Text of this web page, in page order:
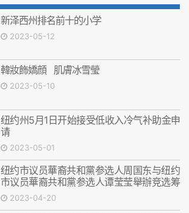
新泽西州排名前十的小学
2023-05-12
韓妝飾嬌顔 肌膚冰雪瑩
2023-05-10
纽约州5月1日开始接受低收入冷气补助金申
请
2023-05-01
纽约市议员華裔共和黨参选人周国东与纽约
市议员華裔共和黨参选人谭莹莹舉辦竞选筹
款晚会
2023-04-20